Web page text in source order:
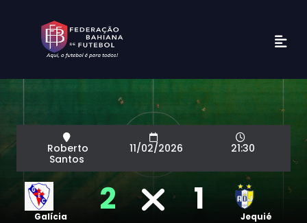
Roberto
Santos
11/02/2026 21:30
Galícia 2 1 Jequié